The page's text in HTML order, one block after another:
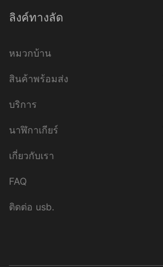
ลิงค์ทางลัด
หมวกบ้าน
สินค้าพร้อมส่ง
บริการ
นาฬิกาเกียร์
เกี่ยวกับเรา
FAQ
ติดต่อ usb.